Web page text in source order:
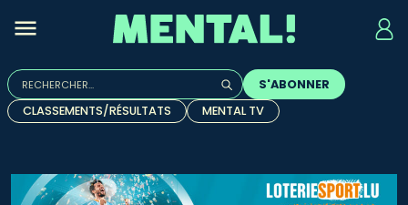
Rechercher :
Quand les résultats de l'auto-complétion sont
S'ABONNER
CLASSEMENTS/RÉSULTATS
MENTAL TV